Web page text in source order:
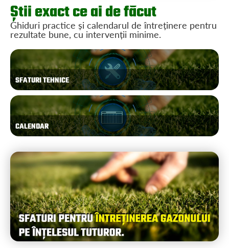
Știi exact ce ai de făcut
Ghiduri practice și calendarul de întreținere pentru
rezultate bune, cu intervenții minime.
SFATURI TEHNICE
CALENDAR